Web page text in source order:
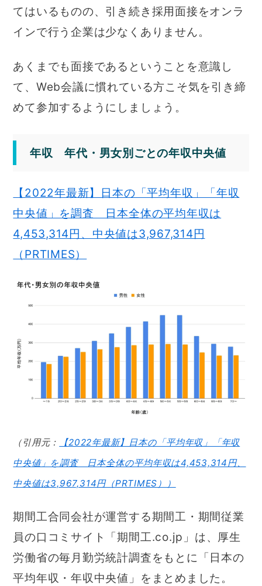
てはいるものの、引き続き採用面接をオンラ
インで行う企業は少なくありません。
あくまでも面接であるということを意識し
て、Web会議に慣れている方こそ気を引き締
めて参加するようにしましょう。
年収 年代・男女別ごとの年収中央値
【2022年最新】日本の「平均年収」「年収
中央値」を調査 日本全体の平均年収は
4,453,314円、中央値は3,967,314円
（PRTIMES）
（引用元：
【2022年最新】日本の「平均年収」「年収
中央値」を調査 日本全体の平均年収は4,453,314円、
中央値は3,967,314円（PRTIMES））
期間工合同会社が運営する期間工・期間従業
員の口コミサイト「期間工.co.jp」は、厚生
労働省の毎月勤労統計調査をもとに「日本の
平均年収・年収中央値」をまとめました。